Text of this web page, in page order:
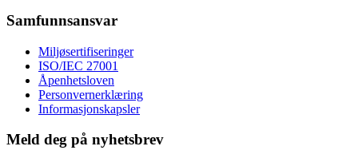
Samfunnsansvar
Miljøsertifiseringer
ISO/IEC 27001
Åpenhetsloven
Personvernerklæring
Informasjonskapsler
Meld deg på nyhetsbrev